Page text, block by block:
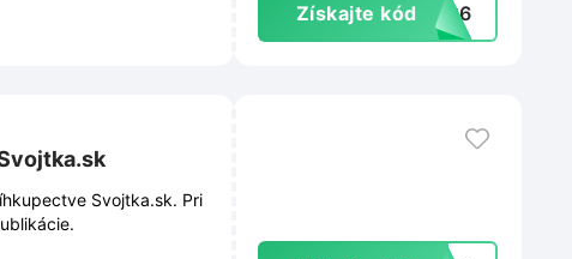
Získajte kód 4126
Svojtka.sk. Pri